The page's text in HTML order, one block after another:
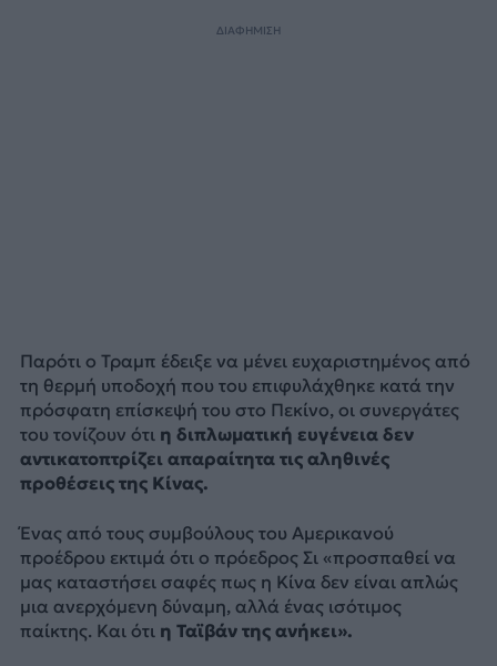
ΔΙΑΦΗΜΙΣΗ
Παρότι ο Τραμπ έδειξε να μένει ευχαριστημένος από
τη θερμή υποδοχή που του επιφυλάχθηκε κατά την
πρόσφατη επίσκεψή του στο Πεκίνο, οι συνεργάτες
του τονίζουν ότι η διπλωματική ευγένεια δεν
αντικατοπτρίζει απαραίτητα τις αληθινές
προθέσεις της Κίνας.
Ένας από τους συμβούλους του Αμερικανού
προέδρου εκτιμά ότι ο πρόεδρος Σι «προσπαθεί να
μας καταστήσει σαφές πως η Κίνα δεν είναι απλώς
μια ανερχόμενη δύναμη, αλλά ένας ισότιμος
παίκτης. Και ότι η Ταϊβάν της ανήκει».